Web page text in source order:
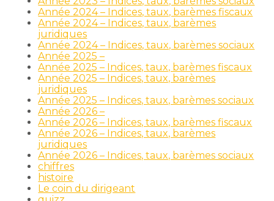
Année 2024 – Indices, taux, barèmes fiscaux
Année 2024 – Indices, taux, barèmes
juridiques
Année 2024 – Indices, taux, barèmes sociaux
Année 2025 –
Année 2025 – Indices, taux, barèmes fiscaux
Année 2025 – Indices, taux, barèmes
juridiques
Année 2025 – Indices, taux, barèmes sociaux
Année 2026 –
Année 2026 – Indices, taux, barèmes fiscaux
Année 2026 – Indices, taux, barèmes
juridiques
Année 2026 – Indices, taux, barèmes sociaux
chiffres
histoire
Le coin du dirigeant